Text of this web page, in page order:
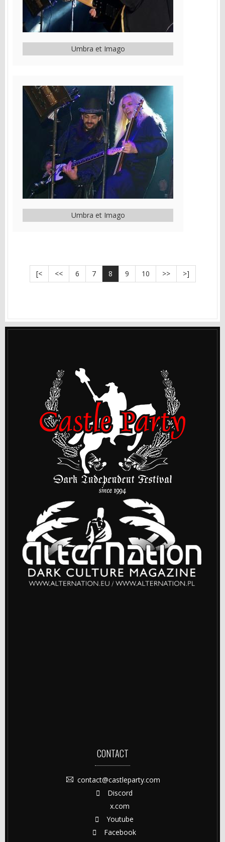
Umbra et Imago
Umbra et Imago
[< << 6 7 8 9 10 >> >]
CONTACT
contact@castleparty.com
Discord
x.com
Youtube
Facebook